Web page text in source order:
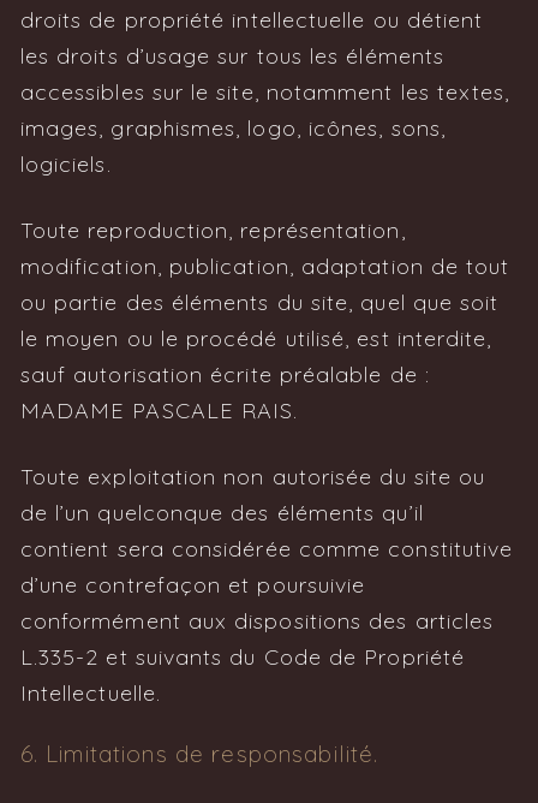
droits de propriété intellectuelle ou détient
les droits d’usage sur tous les éléments
accessibles sur le site, notamment les textes,
images, graphismes, logo, icônes, sons,
logiciels.
Toute reproduction, représentation,
modification, publication, adaptation de tout
ou partie des éléments du site, quel que soit
le moyen ou le procédé utilisé, est interdite,
sauf autorisation écrite préalable de :
MADAME PASCALE RAIS.
Toute exploitation non autorisée du site ou
de l’un quelconque des éléments qu’il
contient sera considérée comme constitutive
d’une contrefaçon et poursuivie
conformément aux dispositions des articles
L.335-2 et suivants du Code de Propriété
Intellectuelle.
6. Limitations de responsabilité.